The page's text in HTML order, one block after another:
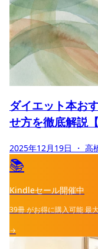
ダイエット本お
せ方を徹底解説
2025年12月19日 ・ 高
📚
Kindleセール開催中
39冊がお得に購入可能最
→